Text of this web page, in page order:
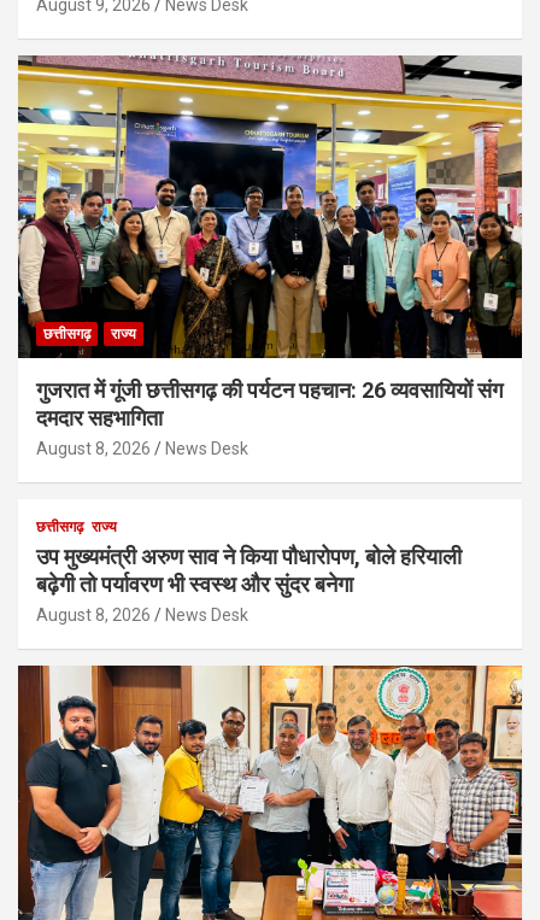
August 9, 2026 News Desk
छत्तीसगढ़ राज्य
गुजरात में गूंजी छत्तीसगढ़ की पर्यटन पहचान: 26 व्यवसायियों संग
दमदार सहभागिता
August 8, 2026 News Desk
छत्तीसगढ़ राज्य
उप मुख्यमंत्री अरुण साव ने किया पौधारोपण, बोले हरियाली
बढ़ेगी तो पर्यावरण भी स्वस्थ और सुंदर बनेगा
August 8, 2026 News Desk